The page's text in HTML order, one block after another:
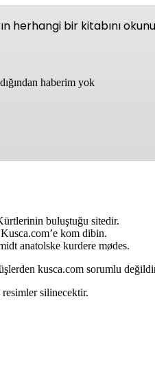
herhangi bir kitabını
haberim yok
buluştuğu sitedir.
kom dibin.
anatolske kurdere mødes.
kusca.com sorumlu
silinecektir.